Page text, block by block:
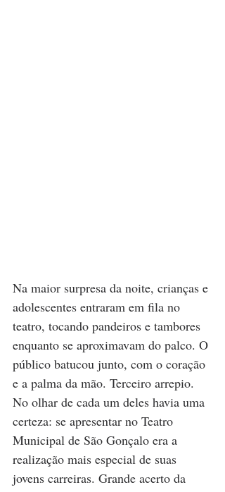
Na maior surpresa da noite, crianças e
adolescentes entraram em fila no
teatro, tocando pandeiros e tambores
enquanto se aproximavam do palco. O
público batucou junto, com o coração
e a palma da mão. Terceiro arrepio.
No olhar de cada um deles havia uma
certeza: se apresentar no Teatro
Municipal de São Gonçalo era a
realização mais especial de suas
jovens carreiras. Grande acerto da